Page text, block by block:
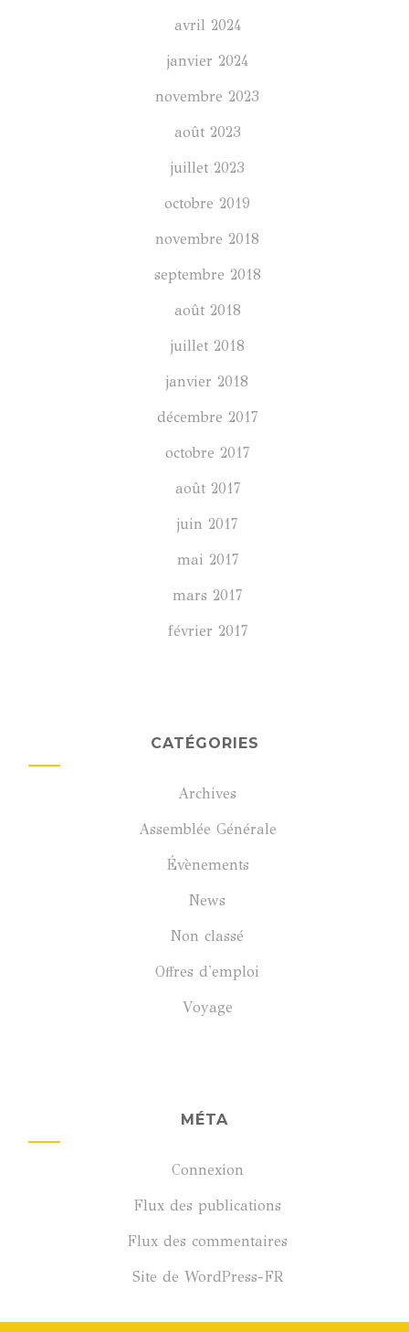
avril 2024
janvier 2024
novembre 2023
août 2023
juillet 2023
octobre 2019
novembre 2018
septembre 2018
août 2018
juillet 2018
janvier 2018
décembre 2017
octobre 2017
août 2017
juin 2017
mai 2017
mars 2017
février 2017
CATÉGORIES
Archives
Assemblée Générale
Évènements
News
Non classé
Offres d'emploi
Voyage
MÉTA
Connexion
Flux des publications
Flux des commentaires
Site de WordPress-FR